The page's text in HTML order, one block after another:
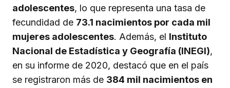
adolescentes, lo que representa una tasa de
fecundidad de 73.1 nacimientos por cada mil
mujeres adolescentes. Además, el Instituto
Nacional de Estadística y Geografía (INEGI),
en su informe de 2020, destacó que en el país
se registraron más de 384 mil nacimientos en